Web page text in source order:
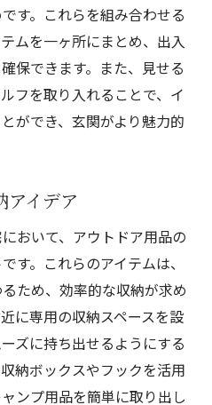
す。これらを組み合わせる
ムを一ヶ所にまとめ、出入
保できます。また、見せる
フを取り入れることで、イ
ができ、玄関がより魅力的
アイデア
おいて、アウトドア用品の
す。これらのアイテムは、
ため、効率的な収納が求め
に専用の収納スペースを設
ズに持ち出せるようにする
納ボックスやフックを活用
ンプ用品を簡単に取り出し